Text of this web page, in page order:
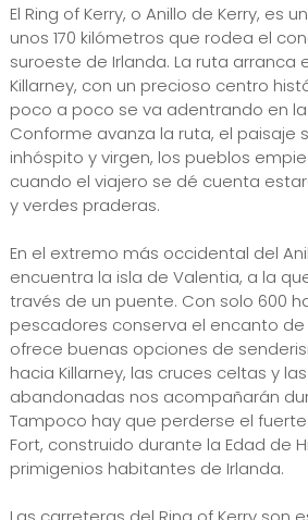
El Ring of Kerry, o Anillo de Kerry, es
unos 170 kilómetros que rodea el
suroeste de Irlanda. La ruta arranca
Killarney, con un precioso centro
poco a poco se va adentrando en la
Conforme avanza la ruta, el paisaje
inhóspito y virgen, los pueblos
cuando el viajero se dé cuenta
y verdes praderas.
En el extremo más occidental del
encuentra la isla de Valentia, a la
través de un puente. Con solo 600
pescadores conserva el encanto de
ofrece buenas opciones de
hacia Killarney, las cruces celtas y
abandonadas nos acompañarán
Tampoco hay que perderse el
Fort, construido durante la Edad de
primigenios habitantes de Irlanda.